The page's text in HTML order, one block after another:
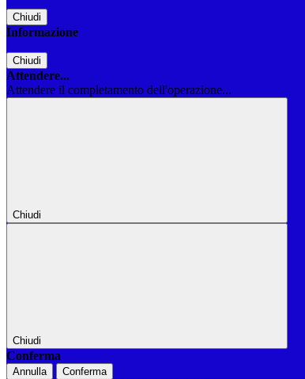
Chiudi
Informazione
Chiudi
Attendere...
Attendere il completamento dell'operazione...
Chiudi
Chiudi
Conferma
Annulla Conferma